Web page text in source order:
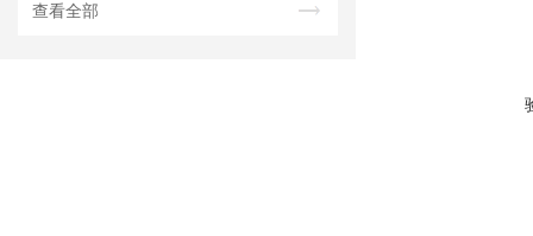
查看全部